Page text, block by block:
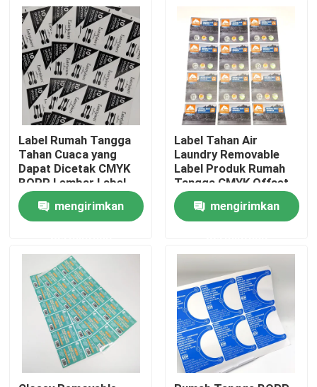
Tentang kita
Kontak
Produk
Stiker label perekat
Stiker label kemasan
Label Perekat Makanan
Label Botol Minuman
Label Rumah Tangga
Tahan Cuaca yang
Dapat Dicetak CMYK
BOPP Lembar Label
Perekat Yang Dapat
Dilepasmengirimkan
Label Tahan Air
Laundry Removable
Label Produk Rumah
Tangga CMYK Offset
mengirimkan